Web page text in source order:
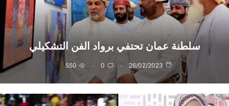
سلطنة عمان تحتفي برواد الفن التشكيلي
26/02/2023
0
550